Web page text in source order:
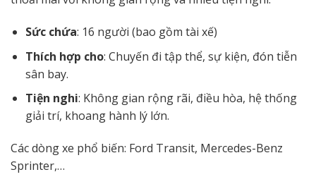
Sức chứa: 16 người (bao gồm tài xế)
Thích hợp cho: Chuyến đi tập thể, sự kiện, đón tiễn
sân bay.
Tiện nghi: Không gian rộng rãi, điều hòa, hệ thống
giải trí, khoang hành lý lớn.
Các dòng xe phổ biến: Ford Transit, Mercedes-Benz
Sprinter,…